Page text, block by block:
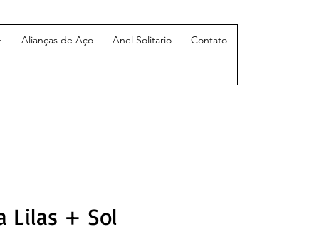
Alianças de Aço Anel Solitario Contato
Lilas + Sol